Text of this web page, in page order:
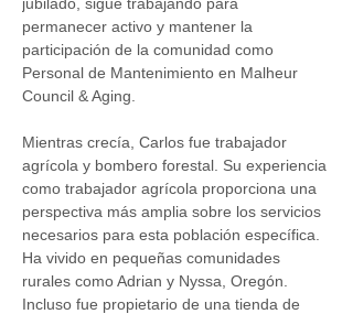
permanecer activo y mantener la
participación de la comunidad como
Personal de Mantenimiento en Malheur
Council & Aging.
Mientras crecía, Carlos fue trabajador
agrícola y bombero forestal. Su experiencia
como trabajador agrícola proporciona una
perspectiva más amplia sobre los servicios
necesarios para esta población específica.
Ha vivido en pequeñas comunidades
rurales como Adrian y Nyssa, Oregón.
Incluso fue propietario de una tienda de